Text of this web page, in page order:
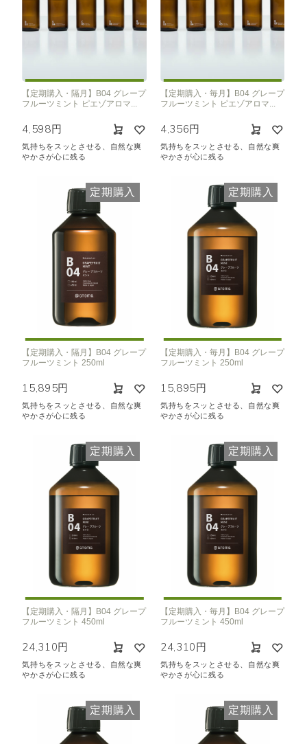
【定期購入・隔月】B04 グレープ
フルーツミント ピエゾアロマ...
4,598円
気持ちをスッとさせる、自然な爽
やかさが心に残る
【定期購入・毎月】B04 グレープ
フルーツミント ピエゾアロマ...
4,356円
気持ちをスッとさせる、自然な爽
やかさが心に残る
定期購入
【定期購入・隔月】B04 グレープ
フルーツミント 250ml
15,895円
気持ちをスッとさせる、自然な爽
やかさが心に残る
定期購入
【定期購入・毎月】B04 グレープ
フルーツミント 250ml
15,895円
気持ちをスッとさせる、自然な爽
やかさが心に残る
定期購入
【定期購入・隔月】B04 グレープ
フルーツミント 450ml
24,310円
気持ちをスッとさせる、自然な爽
やかさが心に残る
定期購入
【定期購入・毎月】B04 グレープ
フルーツミント 450ml
24,310円
気持ちをスッとさせる、自然な爽
やかさが心に残る
定期購入 定期購入